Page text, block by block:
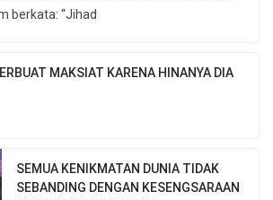
berkata: “Jihad
MAKSIAT KARENA HINANYA DIA
SEMUA KENIKMATAN DUNIA TIDAK
SEBANDING DENGAN KESENGSARAAN